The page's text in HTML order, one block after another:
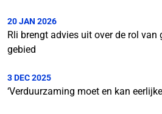
20 JAN 2026
Rli brengt advies uit over de rol
gebied
3 DEC 2025
‘Verduurzaming moet en kan